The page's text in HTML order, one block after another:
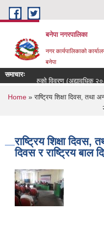
Skip to main content
बनेपा नगरपालिका
नगर कार्यपालिकाको
बनेपा
समाचारः
कर्मचारीहरुको विवरण (अद्यावधिक
You are here
Home » राष्ट्रिय शिक्षा दिवस, तथा
राष्ट्रिय शिक्षा दिवस,
दिवस र राष्ट्रिय बाल